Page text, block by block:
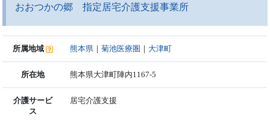
おおつかの郷 指定居宅介護支援事業所
所属地域 熊本県 ｜菊池医療圏 ｜ 大津町
所在地 熊本県大津町陣内1167-5
介護サービ
ス
居宅介護支援